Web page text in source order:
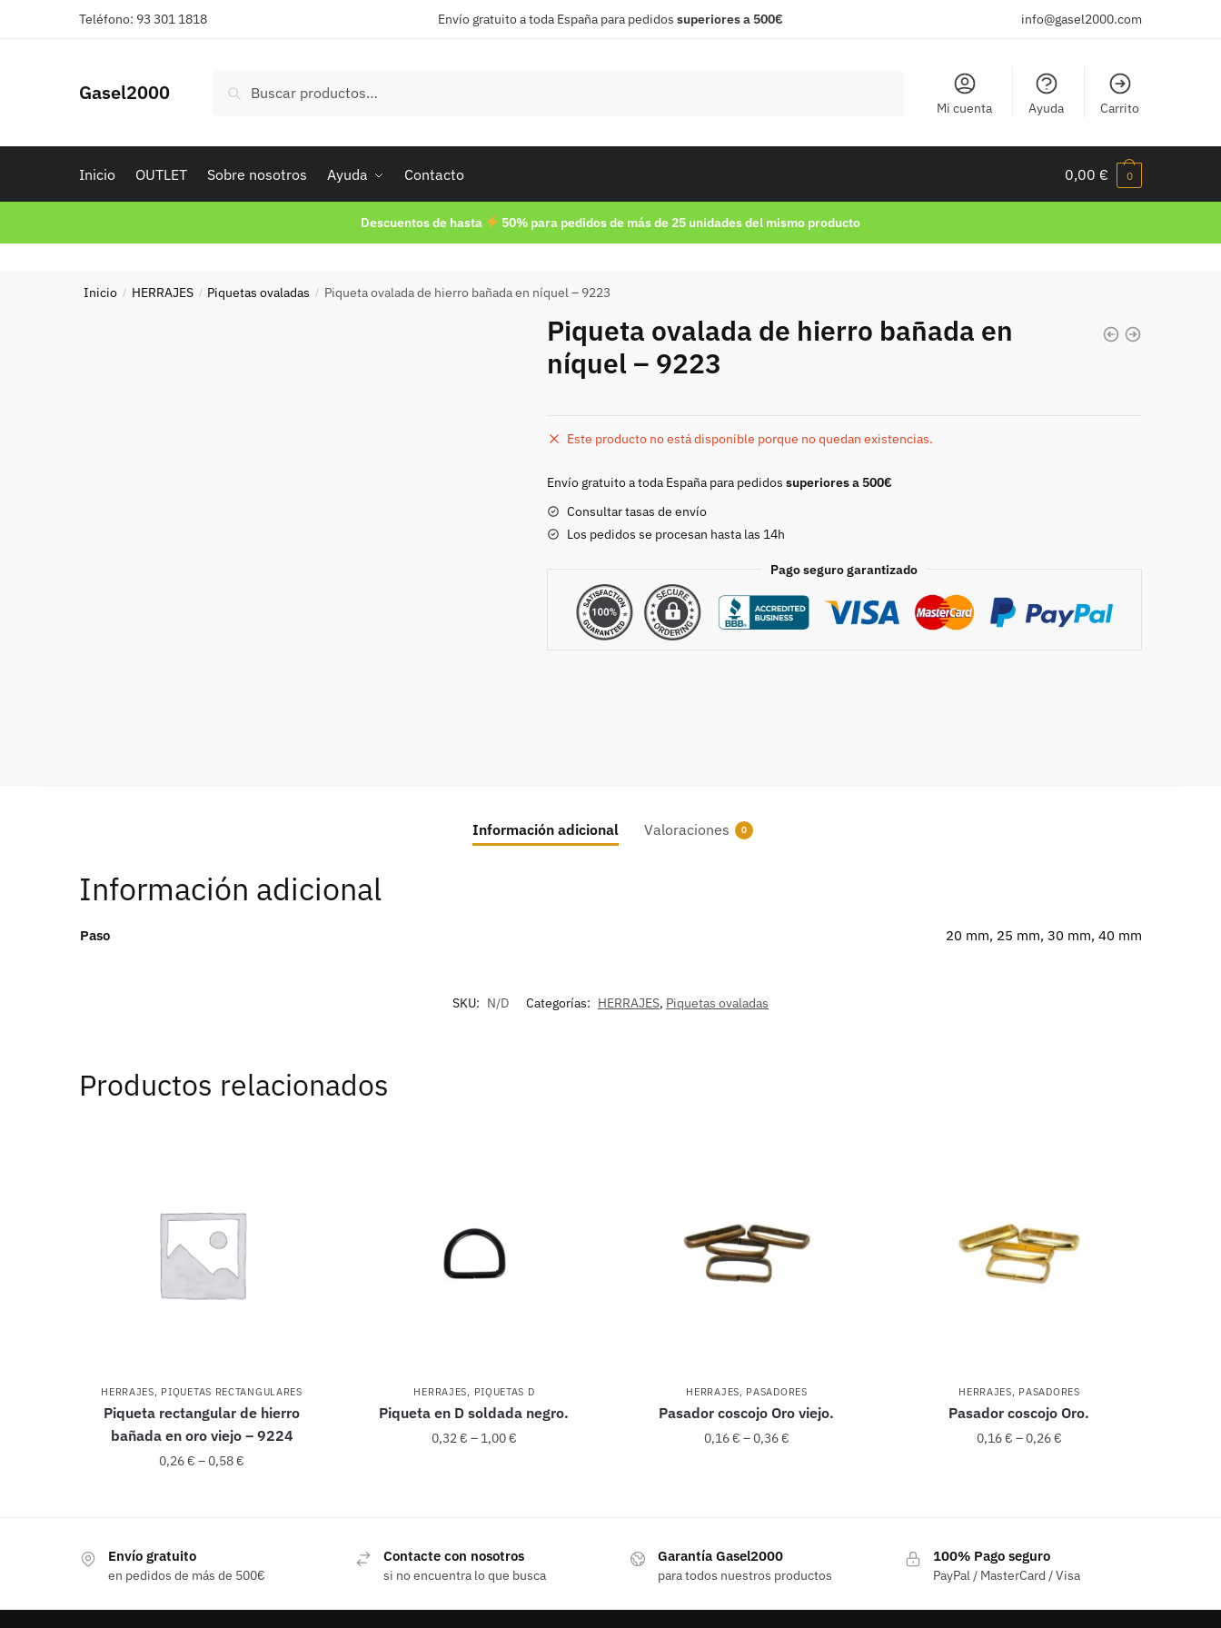
Teléfono: 93 301 1818 Envío gratuito a toda España para pedidos superiores a 500€ info@gasel2000.com
Gasel2000
por:
Buscar
Mi cuenta Ayuda Carrito
Inicio OUTLET Sobre nosotros Ayuda Contacto 0,00 € 0
Descuentos de hasta 50% para pedidos de más de 25 unidades del mismo producto
Inicio / HERRAJES / Piquetas ovaladas / Piqueta ovalada de hierro bañada en níquel – 9223
Piqueta ovalada de hierro bañada en
níquel – 9223
Este producto no está disponible porque no quedan existencias.
Envío gratuito a toda España para pedidos superiores a 500€
Consultar tasas de envío
Los pedidos se procesan hasta las 14h
Pago seguro garantizado
Información adicional Valoraciones 0
Información adicional
Paso 20 mm, 25 mm, 30 mm, 40 mm
SKU: N/D Categorías: HERRAJES, Piquetas ovaladas
Productos relacionados
HERRAJES, PIQUETAS RECTANGULARES
Piqueta rectangular de hierro
bañada en oro viejo – 9224
0,26€ –0,58€
tiene
HERRAJES, PIQUETAS D
Piqueta en D soldada negro.
0,32€ – 1,00€
tiene
múltiples
HERRAJES, PASADORES
Pasador coscojo Oro viejo.
0,16€ –0,36€
tiene
múltiples
HERRAJES, PASADORES
Pasador coscojo Oro.
0,16€ –0,26€
tiene
múltiples
Envío gratuito
en pedidos de más de 500€
Contacte con nosotros
si no encuentra lo que busca
Garantía Gasel2000
para todos nuestros productos
100% Pago seguro
PayPal / MasterCard / Visa